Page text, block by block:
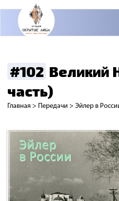
#102 Великий
часть)
Главная > Передачи > Эйлер в